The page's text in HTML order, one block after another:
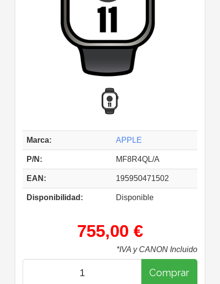
Marca: APPLE
P/N: MF8R4QL/A
EAN: 195950471502
Disponibilidad: Disponible
755,00 €
*IVA y CANON Incluido
Comprar